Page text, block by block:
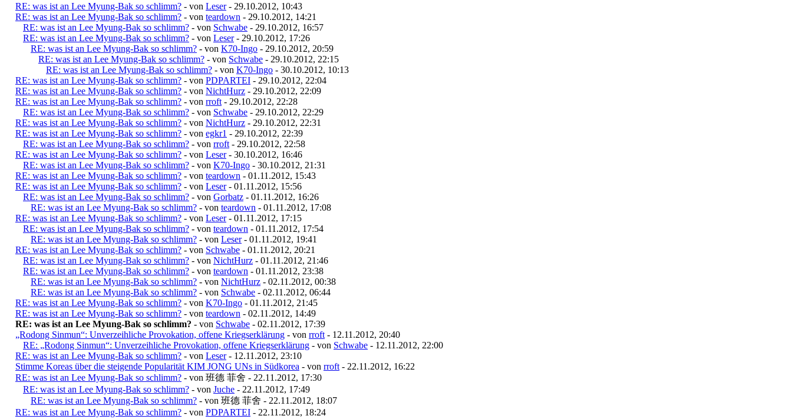
RE: was ist an Lee Myung-Bak so schlimm? - von Leser- 29.10.2012, 10:43
RE: was ist an Lee Myung-Bak so schlimm? - von teardown - 29.10.2012, 14:21
RE: was ist an Lee Myung-Bak so schlimm? - von Schwabe - 29.10.2012, 16:57
RE: was ist an Lee Myung-Bak so schlimm? - von Leser- 29.10.2012, 17:26
RE: was ist an Lee Myung-Bak so schlimm? - von K70-Ingo - 29.10.2012, 20:59
RE: was ist an Lee Myung-Bak so schlimm? - von Schwabe - 29.10.2012, 22:15
RE: was ist an Lee Myung-Bak so schlimm? - von K70-Ingo - 30.10.2012, 10:13
RE: was ist an Lee Myung-Bak so schlimm? - von PDPARTEI - 29.10.2012, 22:04
RE: was ist an Lee Myung-Bak so schlimm? - von NichtHurz - 29.10.2012, 22:09
RE: was ist an Lee Myung-Bak so schlimm? - von rroft - 29.10.2012, 22:28
RE: was ist an Lee Myung-Bak so schlimm? - von Schwabe - 29.10.2012, 22:29
RE: was ist an Lee Myung-Bak so schlimm? - von NichtHurz - 29.10.2012, 22:31
RE: was ist an Lee Myung-Bak so schlimm? - von egkr1 - 29.10.2012, 22:39
RE: was ist an Lee Myung-Bak so schlimm? - von rroft - 29.10.2012, 22:58
RE: was ist an Lee Myung-Bak so schlimm? - von Leser- 30.10.2012, 16:46
RE: was ist an Lee Myung-Bak so schlimm? - von K70-Ingo - 30.10.2012, 21:31
RE: was ist an Lee Myung-Bak so schlimm? - von teardown - 01.11.2012, 15:43
RE: was ist an Lee Myung-Bak so schlimm? - von Leser- 01.11.2012, 15:56
RE: was ist an Lee Myung-Bak so schlimm? - von Gorbatz - 01.11.2012, 16:26
RE: was ist an Lee Myung-Bak so schlimm? - von teardown - 01.11.2012, 17:08
RE: was ist an Lee Myung-Bak so schlimm? - von Leser- 01.11.2012, 17:15
RE: was ist an Lee Myung-Bak so schlimm? - von teardown - 01.11.2012, 17:54
RE: was ist an Lee Myung-Bak so schlimm? - von Leser- 01.11.2012, 19:41
RE: was ist an Lee Myung-Bak so schlimm? - von Schwabe - 01.11.2012, 20:21
RE: was ist an Lee Myung-Bak so schlimm? - von NichtHurz - 01.11.2012, 21:46
RE: was ist an Lee Myung-Bak so schlimm? - von teardown - 01.11.2012, 23:38
RE: was ist an Lee Myung-Bak so schlimm? - von NichtHurz - 02.11.2012, 00:38
RE: was ist an Lee Myung-Bak so schlimm? - von Schwabe - 02.11.2012, 06:44
RE: was ist an Lee Myung-Bak so schlimm? - von K70-Ingo - 01.11.2012, 21:45
RE: was ist an Lee Myung-Bak so schlimm? - von teardown - 02.11.2012, 14:49
RE: was ist an Lee Myung-Bak so schlimm? - von Schwabe - 02.11.2012, 17:39
„Rodong Sinmun“: Unverzeihliche Provokation, offene Kriegserklärung - von rroft - 12.11.2012, 20:40
RE: „Rodong Sinmun“: Unverzeihliche Provokation, offene Kriegserklärung - von Schwabe - 12.11.2012, 22:00
RE: was ist an Lee Myung-Bak so schlimm? - von Leser- 12.11.2012, 23:10
Stimme Koreas über die steigende Popularität KIM JONG UNs in Südkorea - von rroft - 22.11.2012, 16:22
RE: was ist an Lee Myung-Bak so schlimm? - von 班德 菲舍 - 22.11.2012, 17:30
RE: was ist an Lee Myung-Bak so schlimm? - von Juche - 22.11.2012, 17:49
RE: was ist an Lee Myung-Bak so schlimm? - von 班德 菲舍 - 22.11.2012, 18:07
RE: was ist an Lee Myung-Bak so schlimm? - von PDPARTEI - 22.11.2012, 18:24